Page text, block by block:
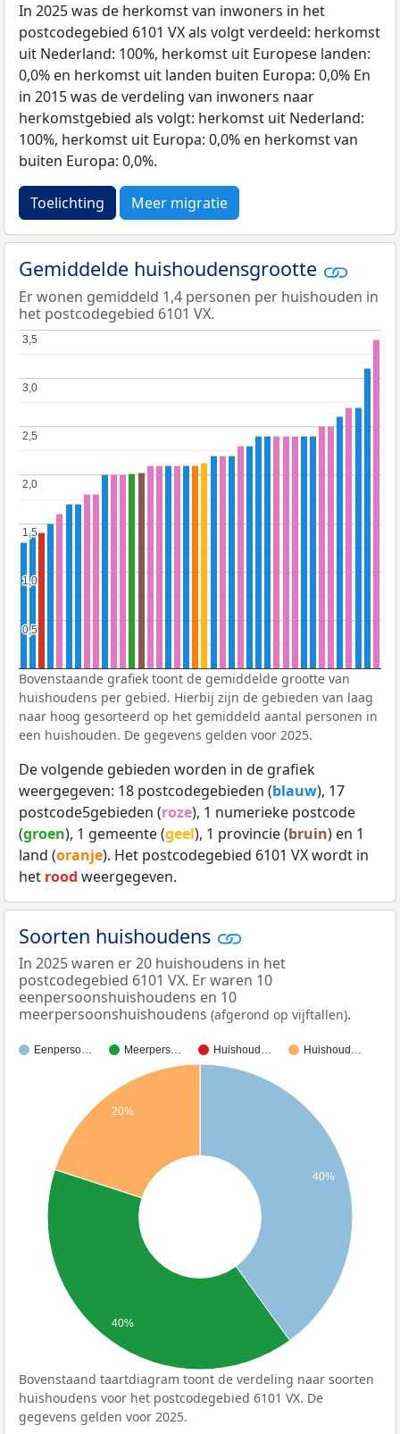
In 2025 was de herkomst van inwoners in het
postcodegebied 6101 VX als volgt verdeeld: herkomst
uit Nederland: 100%, herkomst uit Europese landen:
0,0% en herkomst uit landen buiten Europa: 0,0% En
in 2015 was de verdeling van inwoners naar
herkomstgebied als volgt: herkomst uit Nederland:
100%, herkomst uit Europa: 0,0% en herkomst van
buiten Europa: 0,0%.
Toelichting Meer migratie
Gemiddelde huishoudensgrootte
Er wonen gemiddeld 1,4 personen per huishouden in
het postcodegebied 6101 VX.
0,5
0,5
1,0
1,0
1,5
1,5
2,0
2,0
2,5
2,5
3,0
3,0
3,5
3,5
Bovenstaande grafiek toont de gemiddelde grootte van
huishoudens per gebied. Hierbij zijn de gebieden van laag
naar hoog gesorteerd op het gemiddeld aantal personen in
een huishouden. De gegevens gelden voor 2025.
De volgende gebieden worden in de grafiek
weergegeven: 18 postcodegebieden (blauw), 17
postcode5gebieden (roze), 1 numerieke postcode
(groen), 1 gemeente (geel), 1 provincie (bruin) en 1
land (oranje). Het postcodegebied 6101 VX wordt in
het rood weergegeven.
Soorten huishoudens
In 2025 waren er 20 huishoudens in het
postcodegebied 6101 VX. Er waren 10
eenpersoonshuishoudens en 10
meerpersoonshuishoudens (afgerond op vijftallen).
Eenperso… Meerpers… Huishoud… Huishoud…
40%
20%
40%
Bovenstaand taartdiagram toont de verdeling naar soorten
huishoudens voor het postcodegebied 6101 VX. De
gegevens gelden voor 2025.